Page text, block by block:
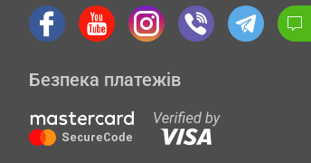
Безпека платежів